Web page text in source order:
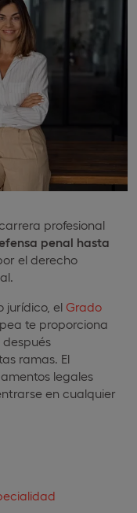
profesional
penal hasta
el derecho
jurídico, el Grado
te proporciona
ramas. El
legales
en cualquier